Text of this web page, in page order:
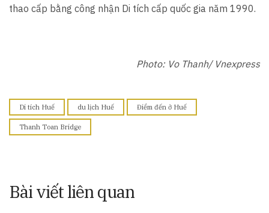
thao cấp bằng công nhận Di tích cấp quốc gia năm 1990.
Photo: Vo Thanh/ Vnexpress
Di tích Huế du lịch Huế Điểm đến ở Huế
Thanh Toan Bridge
Bài viết liên quan